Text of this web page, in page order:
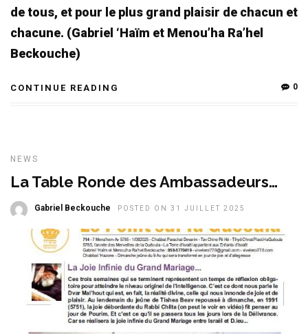
de tous, et pour le plus grand plaisir de chacun et
chacune. (Gabriel ‘Haïm et Menou’ha Ra’hel
Beckouche)
CONTINUE READING 0
NEWS
La Table Ronde des Ambassadeurs…
Gabriel Beckouche POSTED ON 31 JUILLET 2025